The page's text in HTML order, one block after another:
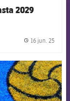
2029
16 jun. 25
badge